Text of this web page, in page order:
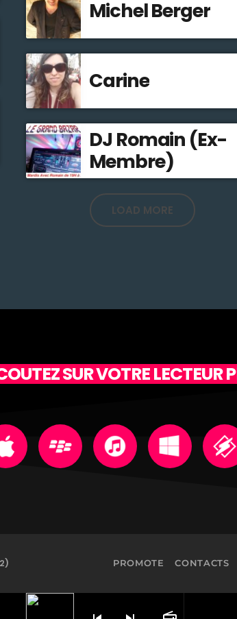
Michel Berger
Carine
DJ Romain (Ex-
Membre)
LOAD MORE
SUR VOTRE LECTEUR
PROMOTE CONTACTS